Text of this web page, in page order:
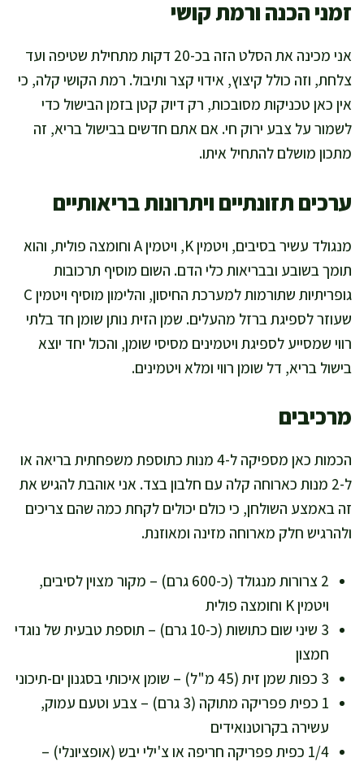
זמני הכנה ורמת קושי
אני מכינה את הסלט הזה בכ-20 דקות מתחילת שטיפה ועד
צלחת, וזה כולל קיצוץ, אידוי קצר ותיבול. רמת הקושי קלה, כי
אין כאן טכניקות מסובכות, רק דיוק קטן בזמן הבישול כדי
לשמור על צבע ירוק חי. אם אתם חדשים בבישול בריא, זה
מתכון מושלם להתחיל איתו.
ערכים תזונתיים ויתרונות בריאותיים
מנגולד עשיר בסיבים, ויטמין K, ויטמין A וחומצה פולית, והוא
תומך בשובע ובבריאות כלי הדם. השום מוסיף תרכובות
גופריתיות שתורמות למערכת החיסון, והלימון מוסיף ויטמין C
שעוזר לספיגת ברזל מהעלים. שמן הזית נותן שומן חד בלתי
רווי שמסייע לספיגת ויטמינים מסיסי שומן, והכול יחד יוצא
בישול בריא, דל שומן רווי ומלא ויטמינים.
מרכיבים
הכמות כאן מספיקה ל-4 מנות כתוספת משפחתית בריאה או
ל-2 מנות כארוחה קלה עם חלבון בצד. אני אוהבת להגיש את
זה באמצע השולחן, כי כולם יכולים לקחת כמה שהם צריכים
ולהרגיש חלק מארוחה מזינה ומאוזנת.
2 צרורות מנגולד (כ-600 גרם) – מקור מצוין לסיבים,
ויטמין K וחומצה פולית
3 שיני שום כתושות (כ-10 גרם) – תוספת טבעית של נוגדי
חמצון
3 כפות שמן זית (45 מ"ל) – שומן איכותי בסגנון ים-תיכוני
1 כפית פפריקה מתוקה (3 גרם) – צבע וטעם עמוק,
עשירה בקרוטנואידים
1/4 כפית פפריקה חריפה או צ'ילי יבש (אופציונלי) –